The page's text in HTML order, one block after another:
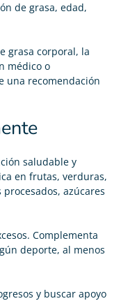
de grasa, edad,
grasa corporal, la
médico o
una recomendación
saludable y
en frutas, verduras,
azúcares
Complementa
deporte, al menos
y buscar apoyo